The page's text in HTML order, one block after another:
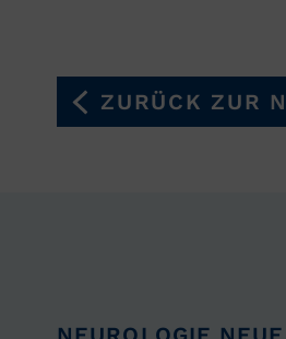
ZURÜCK ZUR